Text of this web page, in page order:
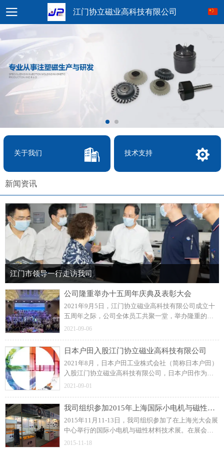
江门协立磁业高科技有限公司
关于我们 技术支持
新闻资讯
江门市领导一行走访我司
公司隆重举办十五周年庆典及表彰大会
2021年9月5日，江门协立磁业高科技有限公司成立十
五周年之际，公司全体员工共聚一堂，举办隆重的周
年庆典及表彰大会！展望未来，协立公司更加坚定信
2021-09-06
日本户田入股江门协立磁业高科技有限公司
2021年8月，日本户田工业株式会社（简称日本户田）
入股江门协立磁业高科技有限公司，日本户田作为公
司磁粒料的供应商，此前建立了良好的长期合作关
2021-09-01
我司组织参加2015年上海国际小电机与磁性材料技术展
2015年11月11-13日，我司组织参加了在上海光大会展
中心举行的国际小电机与磁性材料技术展。在展会
上，我司与众多国内外汽车零部件、工业控制类和家
2015-11-18